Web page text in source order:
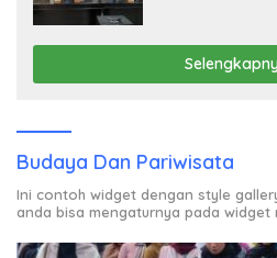
Budaya Dan Pariwisata
Ini contoh widget dengan style
anda bisa mengaturnya pada